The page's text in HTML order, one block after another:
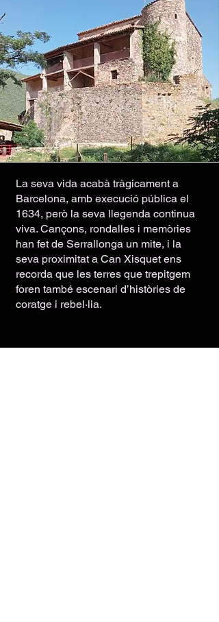
La seva vida acabà tràgicament a
Barcelona, amb execució pública el
1634, però la seva llegenda continua
viva. Cançons, rondalles i memòries
han fet de Serrallonga un mite, i la
seva proximitat a Can Xisquet ens
recorda que les terres que trepitgem
foren també escenari d’històries de
coratge i rebel·lia.